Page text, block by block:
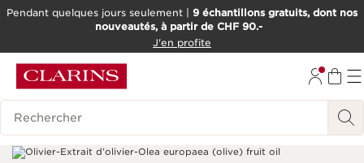
ALLER AU CONTENU
OUTIL D'ACCESSIBILITÉ
Pendant quelques jours seulement | 9 échantillons gratuits, dont nos
nouveautés, à partir de CHF 90.-
J'en profite
Historique des recherches